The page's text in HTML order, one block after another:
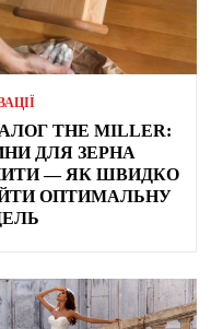
THE MILLER:
ДЛЯ ЗЕРНА
— ЯК ШВИДКО
ОПТИМАЛЬНУ